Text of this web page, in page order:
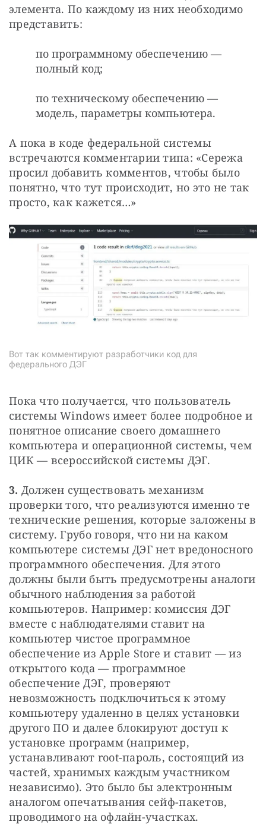
элемента. По каждому из них необходимо
представить:
по программному обеспечению —
полный код;
по техническому обеспечению —
модель, параметры компьютера.
А пока в коде федеральной системы
встречаются комментарии типа: «Сережа
просил добавить комментов, чтобы было
понятно, что тут происходит, но это не так
просто, как кажется…»
Вот так комментируют разработчики код для
федерального ДЭГ
Пока что получается, что пользователь
системы Windows имеет более подробное и
понятное описание своего домашнего
компьютера и операционной системы, чем
ЦИК — всероссийской системы ДЭГ.
3. Должен существовать механизм
проверки того, что реализуются именно те
технические решения, которые заложены в
систему. Грубо говоря, что ни на каком
компьютере системы ДЭГ нет вредоносного
программного обеспечения. Для этого
должны были быть предусмотрены аналоги
обычного наблюдения за работой
компьютеров. Например: комиссия ДЭГ
вместе с наблюдателями ставит на
компьютер чистое программное
обеспечение из Apple Store и ставит — из
открытого кода — программное
обеспечение ДЭГ, проверяют
невозможность подключиться к этому
компьютеру удаленно в целях установки
другого ПО и далее блокируют доступ к
установке программ (например,
устанавливают root-пароль, состоящий из
частей, хранимых каждым участником
независимо). Это было бы электронным
аналогом опечатывания сейф-пакетов,
проводимого на офлайн-участках.